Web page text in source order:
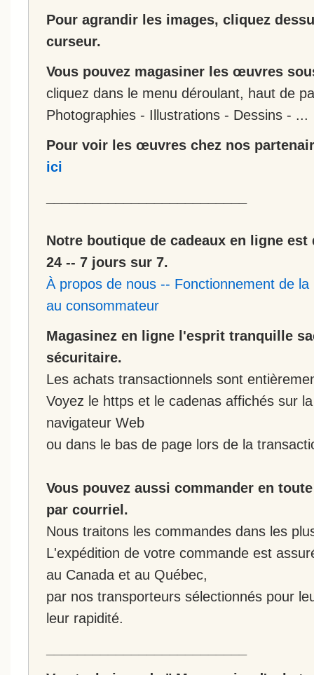
Pour agrandir les images, cliquez
curseur.
Vous pouvez magasiner les œuvres
cliquez dans le menu déroulant, haut de
Photographies - Illustrations - Dessins - ...
Pour voir les œuvres chez nos
ici
Notre boutique de cadeaux en ligne
24 -- 7 jours sur 7.
À propos de nous -- Fonctionnement de
au consommateur
Magasinez en ligne l'esprit tranquille
sécuritaire.
Les achats transactionnels sont
Voyez le https et le cadenas affichés sur
navigateur Web
ou dans le bas de page lors de la
Vous pouvez aussi commander en
par courriel.
Nous traitons les commandes dans les
L'expédition de votre commande est
au Canada et au Québec,
par nos transporteurs sélectionnés pour
leur rapidité.